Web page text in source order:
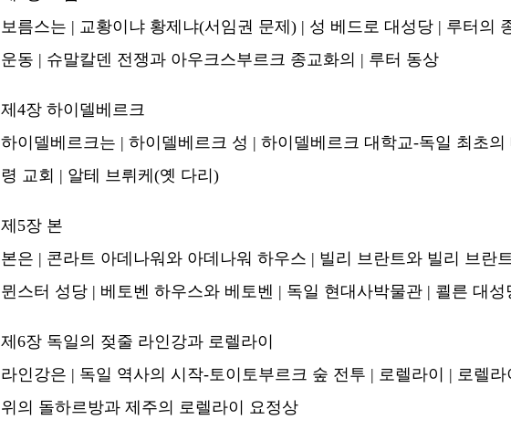
보름스는 | 교황이냐 황제냐(서임권 문제) | 성 베드로 대성당 | 루터의
운동 | 슈말칼덴 전쟁과 아우크스부르크 종교화의 | 루터 동상
제4장 하이델베르크
하이델베르크는 | 하이델베르크 성 | 하이델베르크 대학교-독일 최초의
령 교회 | 알테 브뤼케(옛 다리)
제5장 본
본은 | 콘라트 아데나워와 아데나워 하우스 | 빌리 브란트와 빌리 브란
뮌스터 성당 | 베토벤 하우스와 베토벤 | 독일 현대사박물관 | 쾰른 대성
제6장 독일의 젖줄 라인강과 로렐라이
라인강은 | 독일 역사의 시작-토이토부르크 숲 전투 | 로렐라이 | 로렐라
위의 돌하르방과 제주의 로렐라이 요정상